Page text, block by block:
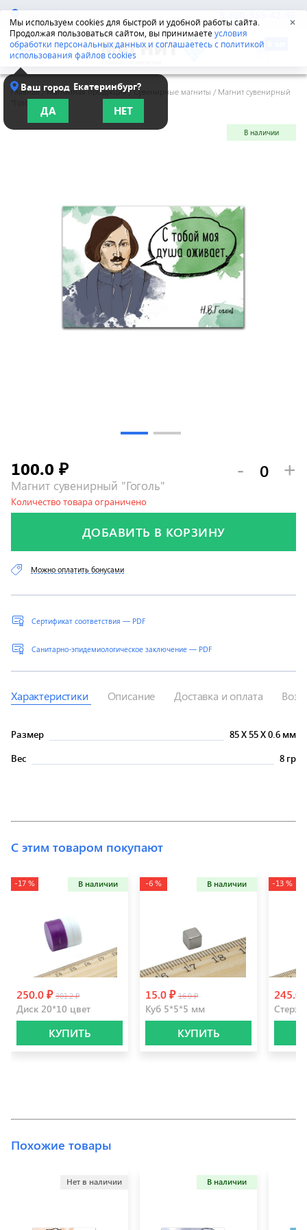
Мы используем cookies для быстрой и удобной работы сайта.
Продолжая пользоваться сайтом, вы принимаетеусловия
обработки персональных данных и соглашаетесь с политикой
использования файлов cookies
✕
Новосибирск 8-800-555-42-96
Ваш город Екатеринбург?
ДА НЕТ
Главная /Магнитная продукция/Сувенирные магниты /Магнит сувенирный
"Гоголь"
В наличии
Магнит сувенирный "Гоголь"
100.0 ₽ - +
ДОБАВИТЬ В КОРЗИНУ
Количество товара ограничено
Сертификат соответствия — PDF
Санитарно-эпидемиологическое заключение — PDF
Можно оплатить бонусами
Характеристики Описание Доставка и оплата
Размер 85X55X0.6 мм
Вес
8 гр
С этим товаром покупают
-17 % В наличии
250.0 ₽ 301.2 ₽
Диск 20*10 цвет
КУПИТЬ
-6 % В наличии
15.0 ₽ 16.0 ₽
Куб 5*5*5 мм
КУПИТЬ
-13 %
245.0
Похожие товары
Нет в наличии В наличии